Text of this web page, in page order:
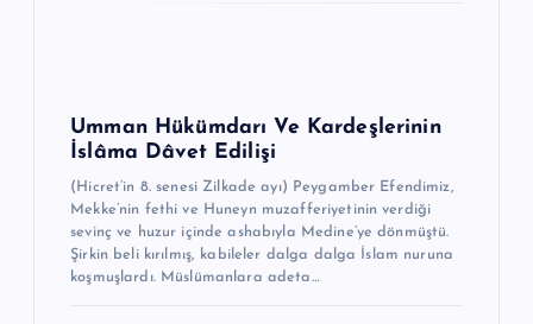
Umman Hükümdarı Ve Kardeşlerinin
İslâma Dâvet Edilişi
(Hicret’in 8. senesi Zilkade ayı) Peygamber Efendimiz,
Mekke’nin fethi ve Huneyn muzaffe­riyetinin verdiği
sevinç ve huzur içinde ashabıyla Medine’ye dönmüştü.
Şirkin beli kırılmış, ka­bileler dalga dalga İslam nu­runa
koş­muş­lardı. Müslümanlara adeta…